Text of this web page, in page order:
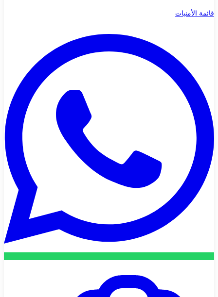
قائمة الأمنيات